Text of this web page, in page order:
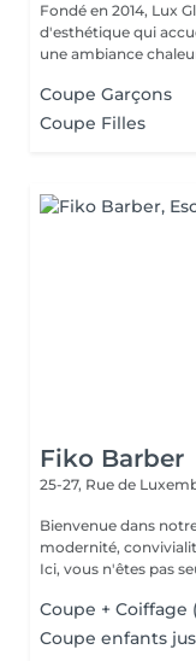
Fondé en 2014, Lux
d'esthétique qui
une ambiance
Coupe Garçons
Coupe Filles
Fiko Barber
25-27, Rue de
Bienvenue dans notre barbershop
modernité,
Ici, vous n'êtes pas
Coupe +
Coupe enfants